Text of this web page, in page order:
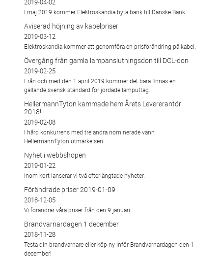
2019-04-02
I maj 2019 kommer Elektroskandia byta bank till Danske Bank.
Aviserad höjning av kabelpriser
2019-03-12
Elektroskandia kommer att genomföra en prisförändring på kabel.
Övergång från gamla lampanslutningsdon till DCL-don
2019-02-25
Från och med den 1 april 2019 kommer det bara finnas en
gällande svensk standard för jordade lamputtag.
HellermannTyton kammade hem Årets Levererantör
2018!
2019-02-08
I hård konkurrens med tre andra nominerade vann
HellermannTyton utmärkelsen
Nyhet i webbshopen
2019-01-22
Inom kort lanserar vi två efterlängtade nyheter.
Förändrade priser 2019-01-09
2018-12-05
Vi förändrar våra priser från den 9 januari
Brandvarnardagen 1 december
2018-11-28
Testa din brandvarnare eller köp ny inför Brandvarnardagen den 1
december!